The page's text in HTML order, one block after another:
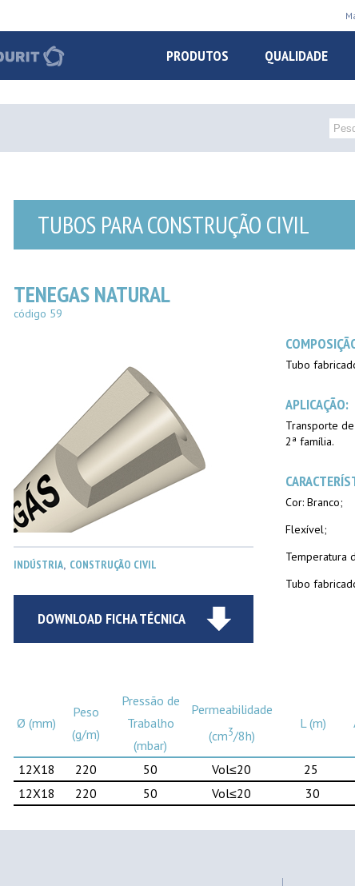
PRODUTOS QUALIDADE
TUBOS PARA CONSTRUÇÃO CIVIL
TENEGAS NATURAL
código 59
INDÚSTRIA, CONSTRUÇÃO CIVIL
DOWNLOAD FICHA TÉCNICA
Tubo
APLICAÇÃO:
Transporte
2ª família.
Cor: Branco;
Flexível;
Temperatura
Tubo
Ø (mm)
Peso
(g/m)
Pressão de
Trabalho
(mbar)
Permeabilidade
(cm3/8h)
L (m)
12X18 220 50 Vol≤20 25
12X18
220 50 Vol≤20 30